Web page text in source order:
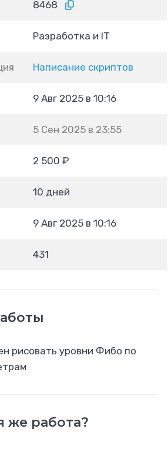
8468
Разработка и IT
Написание скриптов
9 Авг 2025 в 10:16
5 Сен 2025 в 23:55
2 500 ₽
10 дней
9 Авг 2025 в 10:16
431
рисовать уровни Фибо по
же работа?